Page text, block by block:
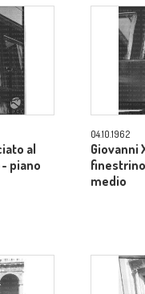
al
piano
04.10.1962
Giovanni
medio